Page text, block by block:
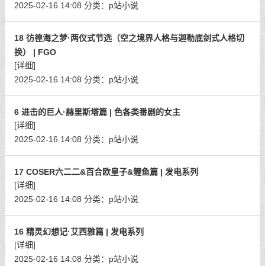
2025-02-16 14:08 分类： p站小说
18 彷徨海之梦·两仪式节选（空之境界人格与迦勒底剑式人格切
换） | FGO
[详细]
2025-02-16 14:08 分类： p站小说
6 进击的巨人·赫里斯塔篇 | 色各类番剧的女主
[详细]
2025-02-16 14:08 分类： p站小说
17 COSER六二二&百合欧皇子&鲤鱼篇 | 发电系列
[详细]
2025-02-16 14:08 分类： p站小说
16 精灵幻想记·艾西雅篇 | 发电系列
[详细]
2025-02-16 14:08 分类： p站小说